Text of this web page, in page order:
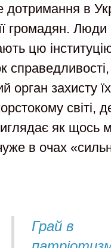
в
громадян. Люди
цю
орган захисту
світі,
як щось
в очах
Грай в